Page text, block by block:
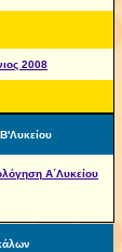
2008
Α΄Λυκείου